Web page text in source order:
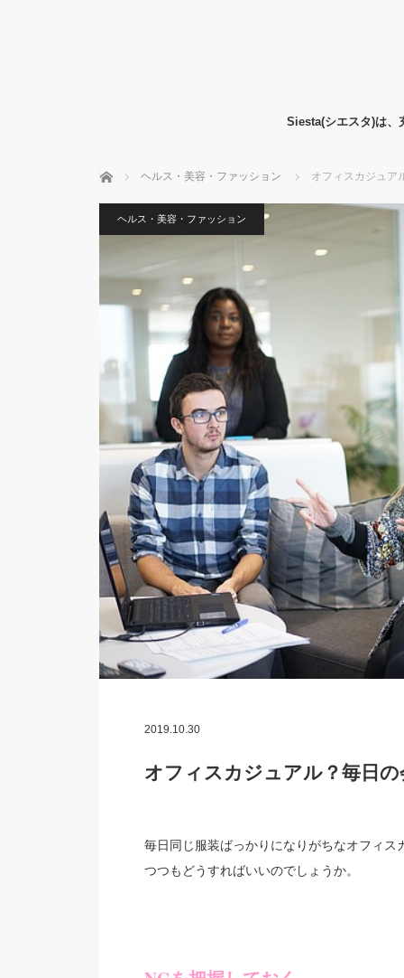
Siesta(シエスタ)は、
ホーム ヘルス・美容・ファッション オフィスカジュア
ヘルス・美容・ファッション
2019.10.30
オフィスカジュアル？毎日
毎日同じ服装ばっかりになりがちなオフィ
つつもどうすればいいのでしょうか。